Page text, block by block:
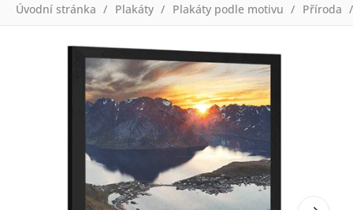
Úvodní stránka Plakáty Plakáty podle motivu Příroda